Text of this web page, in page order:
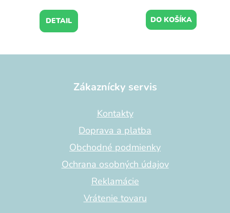
DETAIL DO KOŠÍKA
Zákaznícky servis
Kontakty
Doprava a platba
Obchodné podmienky
Ochrana osobných údajov
Reklamácie
Vrátenie tovaru